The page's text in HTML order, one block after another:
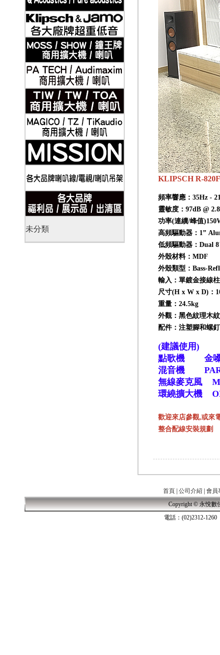
2019-11-21 Klipsch 古力奇 家庭劇院套組8 安裝實例
2019-11-21 Klipsch 古力奇 家庭劇院套組9 安裝實例
未分類
KLIPSCH R-820F
頻率響應：35Hz -
靈敏度：97dB @
功率(連續/峰值
高頻驅動器：1”
低頻驅動器：Dual
外殼材料：MDF
外殼類型：Bass-
輸入：單鍍金接線柱
尺寸(H x W x D)：
重量：24.5kg
外觀：黑色紋理木
配件：注塑腳和螺釘
(建議使用)
點歌機 金
混音機
無線麥克風
環繞擴大機
歡迎來店參觀,或來
整合配線安裝規劃
首頁 公司介紹 會員
Copyright © 永悅數
電話：(02)2312-